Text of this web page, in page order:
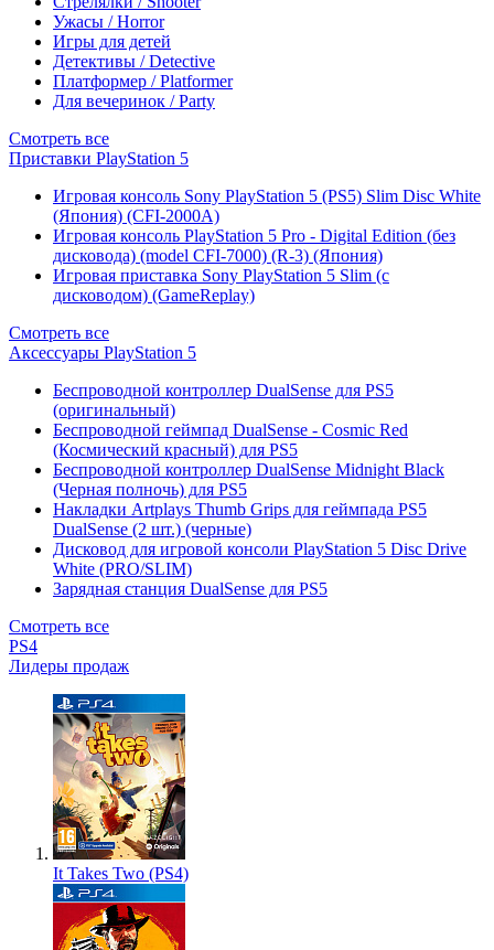
Ужасы / Horror
Игры для детей
Детективы / Detective
Платформер / Platformer
Для вечеринок / Party
Смотреть все
Приставки PlayStation 5
Игровая консоль Sony PlayStation 5 (PS5) Slim Disc White
(Япония) (CFI-2000A)
Игровая консоль PlayStation 5 Pro - Digital Edition (без
дисковода) (model CFI-7000) (R-3) (Япония)
Игровая приставка Sony PlayStation 5 Slim (с
дисководом) (GameReplay)
Смотреть все
Аксессуары PlayStation 5
Беспроводной контроллер DualSense для PS5
(оригинальный)
Беспроводной геймпад DualSense - Cosmic Red
(Космический красный) для PS5
Беспроводной контроллер DualSense Midnight Black
(Черная полночь) для PS5
Накладки Artplays Thumb Grips для геймпада PS5
DualSense (2 шт.) (черные)
Дисковод для игровой консоли PlayStation 5 Disc Drive
White (PRO/SLIM)
Зарядная станция DualSense для PS5
Смотреть все
PS4
Лидеры продаж
It Takes Two (PS4)